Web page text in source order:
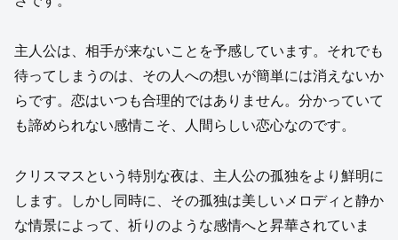
主人公は、相手が来ないことを予感しています。それでも
待ってしまうのは、その人への想いが簡単には消えないか
らです。恋はいつも合理的ではありません。分かっていて
も諦められない感情こそ、人間らしい恋心なのです。
クリスマスという特別な夜は、主人公の孤独をより鮮明に
します。しかし同時に、その孤独は美しいメロディと静か
な情景によって、祈りのような感情へと昇華されていま